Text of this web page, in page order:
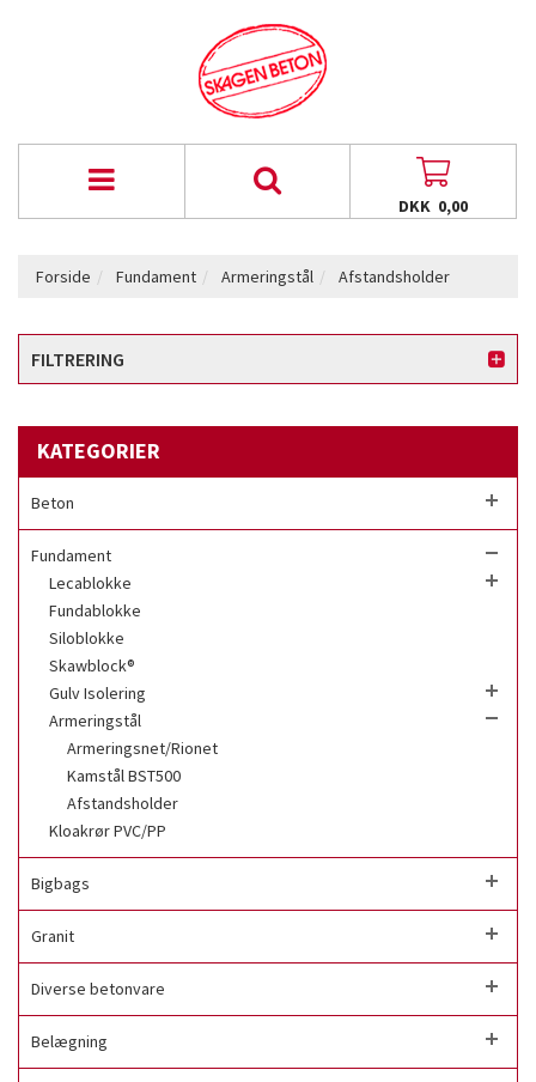
DKK 0,00
Forside Fundament Armeringstål Afstandsholder
FILTRERING
KATEGORIER
Beton
Fundament
Lecablokke
Fundablokke
Siloblokke
Skawblock®
Gulv Isolering
Armeringstål
Armeringsnet/Rionet
Kamstål BST500
Afstandsholder
Kloakrør PVC/PP
Bigbags
Granit
Diverse betonvare
Belægning